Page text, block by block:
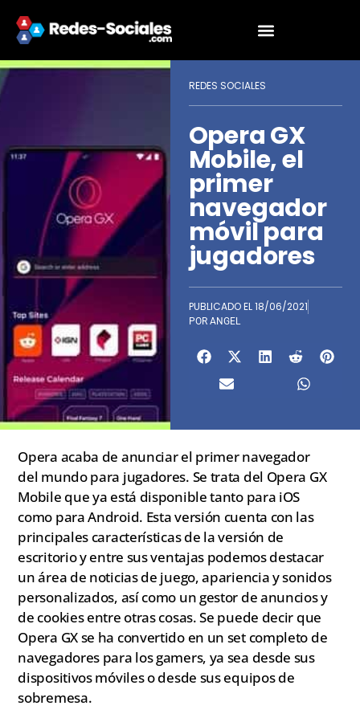
REDES SOCIALES
Opera GX
Mobile, el
primer
navegador
móvil para
jugadores
PUBLICADO EL18/06/2021
POR ANGEL
Opera acaba de anunciar el primer navegador
del mundo para jugadores. Se trata del Opera GX
Mobile que ya está disponible tanto para iOS
como para Android. Esta versión cuenta con las
principales características de la versión de
escritorio y entre sus ventajas podemos destacar
un área de noticias de juego, apariencia y sonidos
personalizados, así como un gestor de anuncios y
de cookies entre otras cosas. Se puede decir que
Opera GX se ha convertido en un set completo de
navegadores para los gamers, ya sea desde sus
dispositivos móviles o desde sus equipos de
sobremesa.